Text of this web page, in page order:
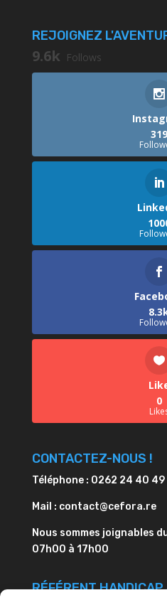
REJOIGNEZ
9.6k Follows
319
0
CONTACTEZ-NOUS !
Téléphone : 0262 24 40 49
Mail : contact@cefora.re
Nous sommes joignables
07h00 à 17h00
RÉFÉRENT